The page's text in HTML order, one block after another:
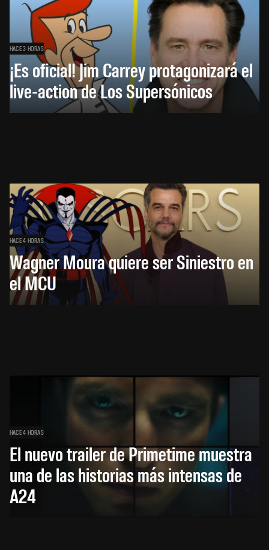
HACE 3 HORAS
¡Es oficial! Jim Carrey protagonizará el
live-action de Los Supersónicos
HACE 4 HORAS
Wagner Moura quiere ser Siniestro en
el MCU
HACE 4 HORAS
El nuevo trailer de Primetime muestra
una de las historias más intensas de
A24